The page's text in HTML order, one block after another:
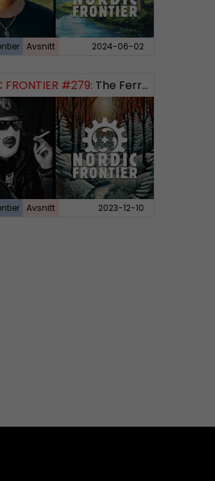
Avsnitt 2024-06-02
FRONTIER #279: The Ferryman’s Toll
Avsnitt 2023-12-10